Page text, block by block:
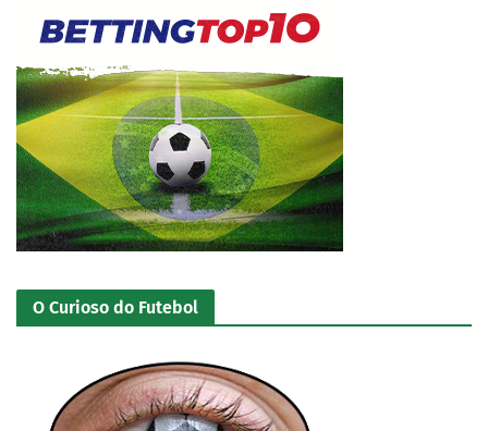
O Curioso do Futebol